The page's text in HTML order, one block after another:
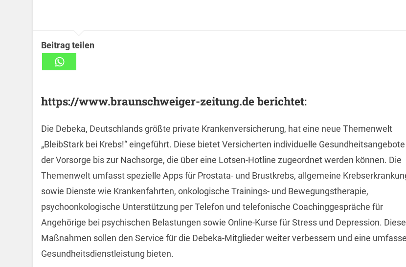
Beitrag teilen
https://www.braunschweiger-zeitung.de berichtet:
Die Debeka, Deutschlands größte private Krankenversicherung, hat eine neue Themenwelt
„BleibStark bei Krebs!“ eingeführt. Diese bietet Versicherten individuelle
der Vorsorge bis zur Nachsorge, die über eine Lotsen-Hotline zugeordnet werden können. Die
Themenwelt umfasst spezielle Apps für Prostata- und Brustkrebs, allgemeine
sowie Dienste wie Krankenfahrten, onkologische Trainings- und Bewegungstherapie,
psychoonkologische Unterstützung per Telefon und telefonische Coachinggespräche für
Angehörige bei psychischen Belastungen sowie Online-Kurse für Stress und Depression. Diese
Maßnahmen sollen den Service für die Debeka-Mitglieder weiter verbessern und eine
Gesundheitsdienstleistung bieten.